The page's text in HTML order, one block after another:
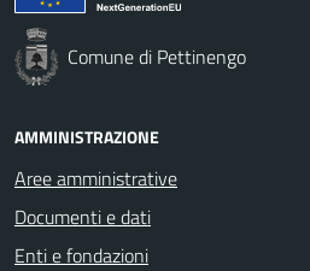
Comune di Pettinengo
AMMINISTRAZIONE
Aree amministrative
Documenti e dati
Enti e fondazioni